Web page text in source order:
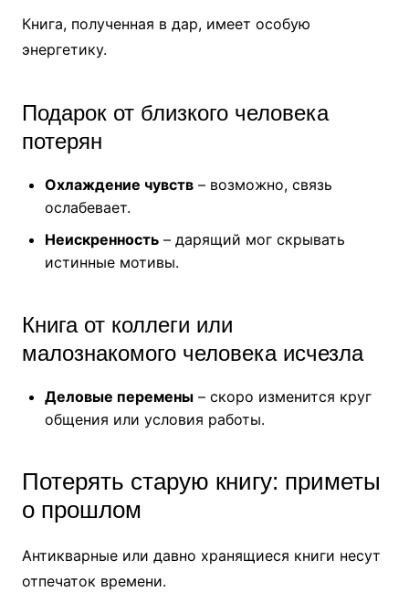
Книга, полученная в дар, имеет особую
энергетику.
Подарок от близкого человека
потерян
Охлаждение чувств– возможно, связь
ослабевает.
Неискренность– дарящий мог скрывать
истинные мотивы.
Книга от коллеги или
малознакомого человека исчезла
Деловые перемены– скоро изменится круг
общения или условия работы.
Потерять старую книгу: приметы
о прошлом
Антикварные или давно хранящиеся книги несут
отпечаток времени.